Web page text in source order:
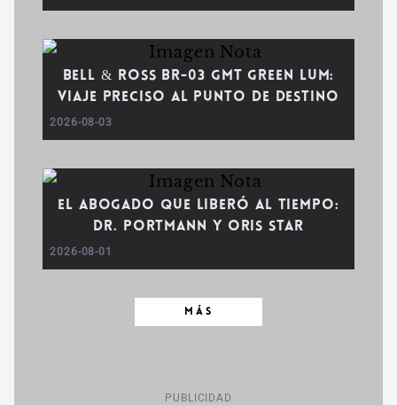
Bell & Ross BR-03 GMT Green Lum:
viaje preciso al punto de destino
2026-08-03
El abogado que liberó al tiempo:
Dr. Portmann y Oris Star
2026-08-01
MÁS
PUBLICIDAD